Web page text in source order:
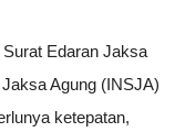
Edaran Jaksa
Agung (INSJA)
ketepatan,